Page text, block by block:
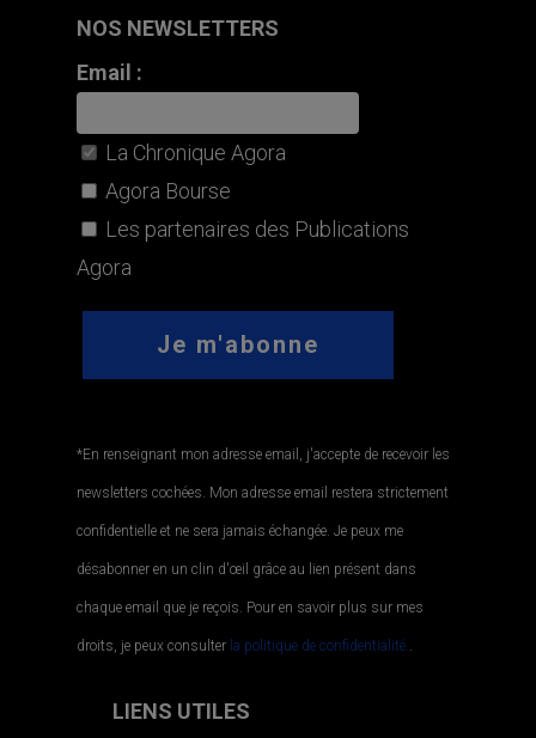
NOS NEWSLETTERS
Email :
La Chronique Agora
Agora Bourse
Les partenaires des Publications
Agora
*En renseignant mon adresse email, j'accepte de recevoir les
newsletters cochées. Mon adresse email restera strictement
confidentielle et ne sera jamais échangée. Je peux me
désabonner en un clin d'œil grâce au lien présent dans
chaque email que je reçois. Pour en savoir plus sur mes
droits, je peux consulter la politique de confidentialité..
LIENS UTILES